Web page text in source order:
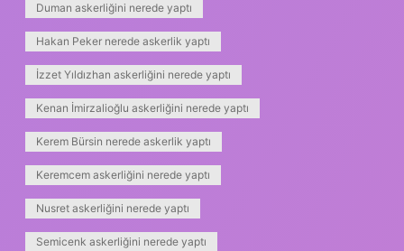
Duman askerliğini nerede yaptı
Hakan Peker nerede askerlik yaptı
İzzet Yıldızhan askerliğini nerede yaptı
Kenan İmirzalioğlu askerliğini nerede yaptı
Kerem Bürsin nerede askerlik yaptı
Keremcem askerliğini nerede yaptı
Nusret askerliğini nerede yaptı
Semicenk askerliğini nerede yaptı